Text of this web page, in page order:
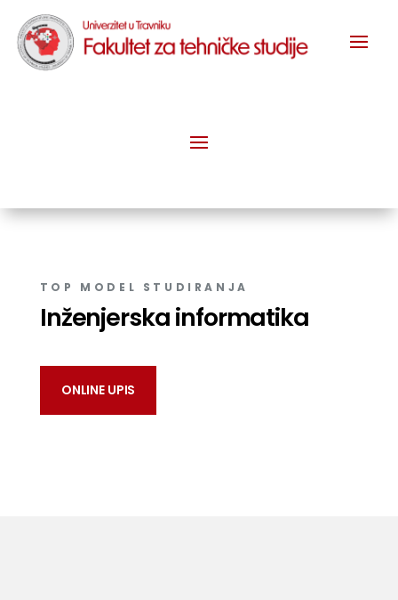
TOP MODEL STUDIRANJA
Inženjerska informatika
ONLINE UPIS